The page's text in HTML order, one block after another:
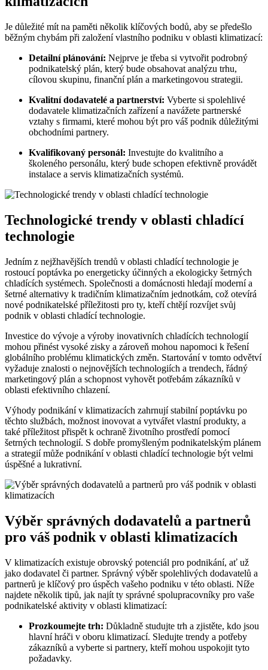
Je důležité mít na paměti několik klíčových bodů, aby se předešlo
běžným chybám při založení vlastního podniku v oblasti klimatizací:
Detailní plánování: Nejprve je třeba si vytvořit podrobný
podnikatelský plán, který bude obsahovat analýzu trhu,
cílovou skupinu, finanční plán a marketingovou strategii.
Kvalitní dodavatelé a partnerství: Vyberte si spolehlivé
dodavatele klimatizačních zařízení a navážete partnerské
vztahy s firmami, které mohou být pro váš podnik důležitými
obchodními partnery.
Kvalifikovaný personál: Investujte do kvalitního a
školeného personálu, který bude schopen efektivně provádět
instalace a servis klimatizačních systémů.
Technologické trendy v oblasti chladící
technologie
Jedním z nejžhavějších trendů v oblasti chladící technologie je
rostoucí poptávka po energeticky účinných a ekologicky šetrných
chladících systémech. Společnosti a domácnosti hledají moderní a
šetrné alternativy k tradičním klimatizačním jednotkám, což otevírá
nové podnikatelské příležitosti pro ty, kteří chtějí rozvíjet svůj
podnik v oblasti chladící technologie.
Investice do vývoje a výroby inovativních chladících technologií
mohou přinést vysoké zisky a zároveň mohou napomoci k řešení
globálního problému klimatických změn. Startování v tomto odvětví
vyžaduje znalosti o nejnovějších technologiích a trendech, řádný
marketingový plán a schopnost vyhovět potřebám zákazníků v
oblasti efektivního chlazení.
Výhody podnikání v klimatizacích zahrnují stabilní poptávku po
těchto službách, možnost inovovat a vytvářet vlastní produkty, a
také příležitost přispět k ochraně životního prostředí pomocí
šetrných technologií. S dobře promyšleným podnikatelským plánem
a strategií může podnikání v oblasti chladící technologie být velmi
úspěšné a lukrativní.
Výběr správných dodavatelů a partnerů
pro váš podnik v oblasti klimatizacích
V klimatizacích existuje obrovský potenciál pro podnikání, ať už
jako dodavatel či partner. Správný výběr spolehlivých dodavatelů a
partnerů je klíčový pro úspěch vašeho podniku v této oblasti. Níže
najdete několik tipů, jak najít ty správné spolupracovníky pro vaše
podnikatelské aktivity v oblasti klimatizací:
Prozkoumejte trh: Důkladně studujte trh a zjistěte, kdo jsou
hlavní hráči v oboru klimatizací. Sledujte trendy a potřeby
zákazníků a vyberte si partnery, kteří mohou uspokojit tyto
požadavky.